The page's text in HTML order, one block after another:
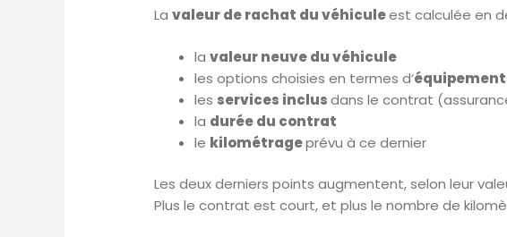
Lavaleur de rachat du véhiculeest calculée en
lavaleur neuve du véhicule
les options choisies en termes d’
les services inclusdans le contrat
la durée du contrat
le kilométrageprévu à ce dernier
Les deux derniers points augmentent, selon leur
Plus le contrat est court, et plus le nombre de